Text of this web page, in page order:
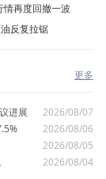
再度回撤一波
反复拉锯
更多
进展
2026/08/07
2026/08/06
2026/08/05
2026/08/04